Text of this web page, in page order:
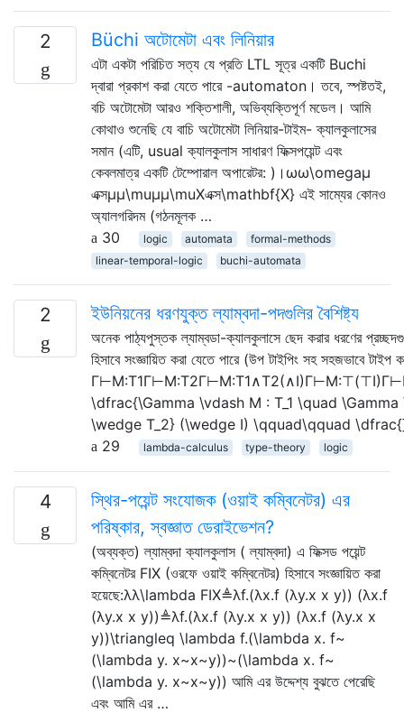
2 Büchi অটোমেটা এবং লিনিয়ার
এটা একটা পরিচিত সত্য যে প্রতি LTL সূত্র একটি Buchi
দ্বারা প্রকাশ করা যেতে পারে -automaton। তবে, স্পষ্টতই,
বচি অটোমেটা আরও শক্তিশালী, অভিব্যক্তিপূর্ণ মডেল। আমি
কোথাও শুনেছি যে বাচি অটোমেটা লিনিয়ার-টাইম- ক্যালকুলাসের
সমান (এটি, usual ক্যালকুলাস সাধারণ ফিক্সপয়েন্ট এবং
কেবলমাত্র একটি টেম্পোরাল অপারেটর: )।ωω\omegaμ
এক্সμμ\muμμ\muXএক্স\mathbf{X} এই সাম্যের কোনও
অ্যালগরিদম (গঠনমূলক …
30
logic automata
formal-methods
linear-temporal-logic
buchi-automata
2 ইউনিয়নের ধরণযুক্ত ল্যাম্বদা-পদগুলির বৈশিষ্ট্য
অনেক পাঠ্যপুস্তক ল্যাম্বডা-ক্যালকুলাসে ছেদ করার ধরণের
হিসাবে সংজ্ঞায়িত করা যেতে পারে (উপ টাইপিং সহ সহজভাবে টাইপ
\dfrac{\Gamma \vdash M : T_1 \quad
\wedge T_2} (\wedge I) \qquad\qquad
29
lambda-calculus type-theory logic
4
স্থির-পয়েন্ট সংযোজক (ওয়াই কম্বিনেটর) এর
পরিষ্কার, স্বজ্ঞাত ডেরাইভেশন?
(অব্যক্ত) ল্যাম্বদা ক্যালকুলাস ( ল্যাম্বদা) এ ফিক্সড পয়েন্ট
কম্বিনেটর FIX (ওরফে ওয়াই কম্বিনেটর) হিসাবে সংজ্ঞায়িত করা
হয়েছে:λλ\lambda FIX≜λf.(λx.f (λy.x x y)) (λx.f
(λy.x x y))≜λf.(λx.f (λy.x x y)) (λx.f (λy.x x
y))\triangleq \lambda f.(\lambda x. f~
(\lambda y. x~x~y))~(\lambda x. f~
(\lambda y. x~x~y)) আমি এর উদ্দেশ্য বুঝতে পেরেছি
এবং আমি এর …